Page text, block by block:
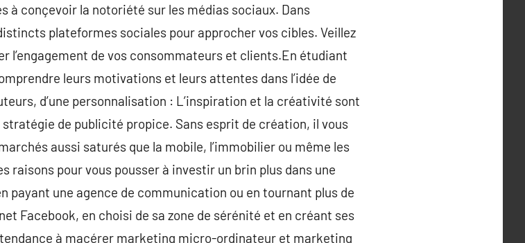
à conçevoir la notoriété sur les médias sociaux. Dans
plateformes sociales pour approcher vos cibles. Veillez
de vos consommateurs et clients.En étudiant
leurs motivations et leurs attentes dans l’idée de
d’une personnalisation : L’inspiration et la créativité sont
de publicité propice. Sans esprit de création, il vous
aussi saturés que la mobile, l’immobilier ou même les
raisons pour vous pousser à investir un brin plus dans une
payant une agence de communication ou en tournant plus de
Facebook, en choisi de sa zone de sérénité et en créant ses
à macérer marketing micro-ordinateur et marketing